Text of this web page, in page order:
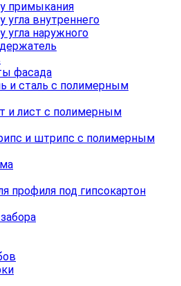
примыкания
угла внутреннего
угла наружного
фасада
и сталь с полимерным
и лист с полимерным
и штрипс с полимерным
профиля под гипсокартон